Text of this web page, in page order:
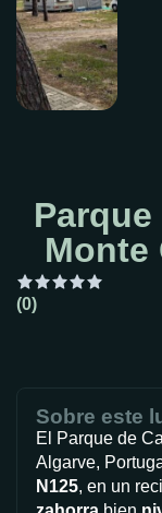
Monte
(0)
Sobre este
El Parque de
Algarve,
N125, en un